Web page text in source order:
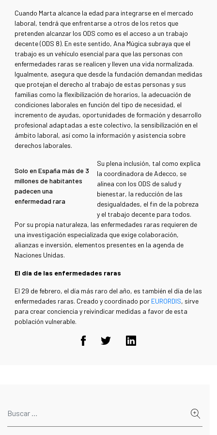
Cuando Marta alcance la edad para integrarse en el mercado
laboral, tendrá que enfrentarse a otros de los retos que
pretenden alcanzar los ODS como es el acceso a un trabajo
decente (ODS 8). En este sentido, Ana Múgica subraya que el
trabajo es un vehículo esencial para que las personas con
enfermedades raras se realicen y lleven una vida normalizada.
Igualmente, asegura que desde la fundación demandan medidas
que protejan el derecho al trabajo de estas personas y sus
familias como la flexibilización de horarios, la adecuación de
condiciones laborales en función del tipo de necesidad, el
incremento de ayudas, oportunidades de formación y desarrollo
profesional adaptadas a este colectivo, la sensibilización en el
ámbito laboral, así como la información y asistencia sobre
derechos laborales.
Solo en España más de 3
millones de habitantes
padecen una
enfermedad rara
Su plena inclusión, tal como explica
la coordinadora de Adecco, se
alinea con los ODS de salud y
bienestar, la reducción de las
desigualdades, el fin de la pobreza
y el trabajo decente para todos.
Por su propia naturaleza, las enfermedades raras requieren de
una investigación especializada que exige colaboración,
alianzas e inversión, elementos presentes en la agenda de
Naciones Unidas.
El día de las enfermedades raras
El 29 de febrero, el día más raro del año, es también el día de las
enfermedades raras. Creado y coordinado por EURORDIS, sirve
para crear conciencia y reivindicar medidas a favor de esta
población vulnerable.